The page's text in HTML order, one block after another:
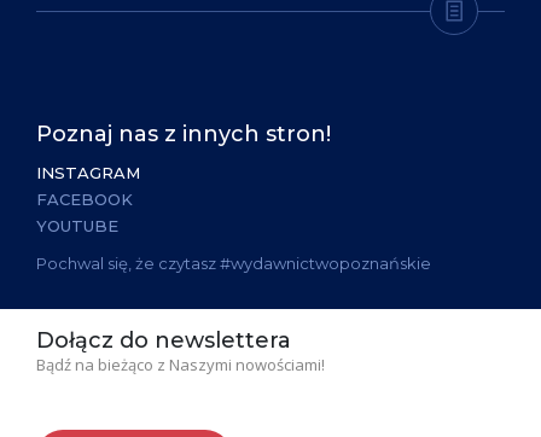
Poznaj nas z innych stron!
INSTAGRAM
FACEBOOK
YOUTUBE
Pochwal się, że czytasz #wydawnictwopoznańskie
Dołącz do newslettera
Bądź na bieżąco z Naszymi nowościami!